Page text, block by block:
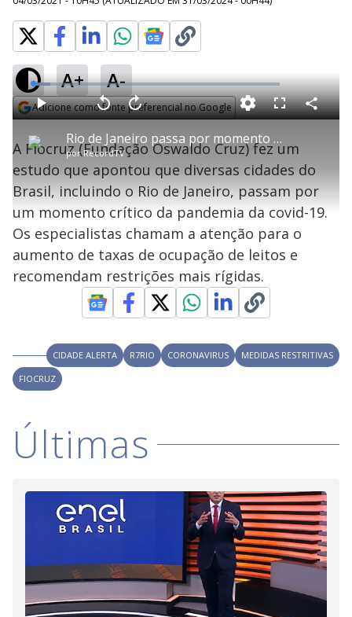
A+ A-
Adicione como fonte preferencial no Google
P
l
a
y
V
i
d
e
Rio de Janeiro passa por momento crítico da pandemia, alerta Fiocruz
porRecordTV
P V
a
r
0
e
g
n
d
s
A
a
n
ç
a
1
e
u
n
d
o
s
L
o
a
d
e
.
9
7
%
F
l
c
e
n
C
o
i
l
a
A Fiocruz (Fundação Oswaldo Cruz) fez um
estudo que apontou que diversas cidades do
Brasil, incluindo o Rio de Janeiro, passam por
um momento crítico da pandemia da covid-19.
Os especialistas chamam a atenção para o
aumento de taxas de ocupação de leitos e
recomendam restrições mais rígidas.
CIDADE ALERTA R7RIO CORONAVIRUS
MEDIDAS RESTRITIVAS
FIOCRUZ
Últimas